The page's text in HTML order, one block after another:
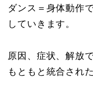
ダンス＝身体動作
していきます。
原因、症状、解放
もともと統合され